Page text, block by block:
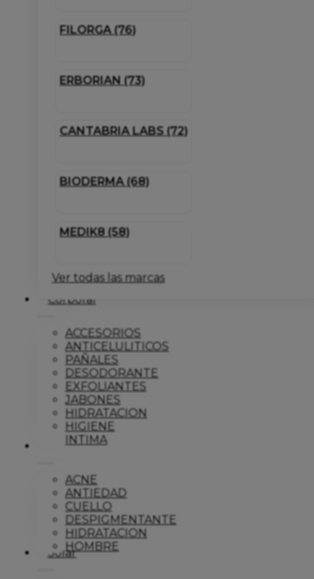
FILORGA (76)
ERBORIAN (73)
CANTABRIA LABS (72)
BIODERMA (68)
MEDIK8 (58)
Ver todas las marcas
Corporal
ACCESORIOS
ANTICELULITICOS
PAÑALES
DESODORANTE
EXFOLIANTES
JABONES
HIDRATACION
HIGIENE
INTIMA
Dermo
ACNE
ANTIEDAD
CUELLO
DESPIGMENTANTE
HIDRATACION
HOMBRE
Solar